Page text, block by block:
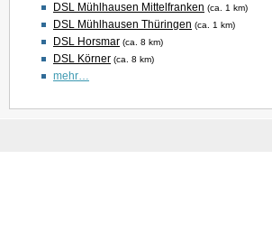
DSL Mühlhausen Mittelfranken (ca. 1 km)
DSL Mühlhausen Thüringen (ca. 1 km)
DSL Horsmar (ca. 8 km)
DSL Körner (ca. 8 km)
mehr…